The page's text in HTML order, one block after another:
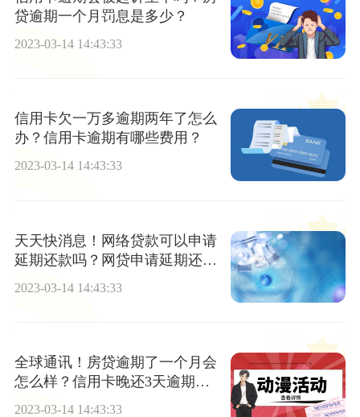
贷逾期一个月罚息是多少？
2023-03-14 14:43:33
信用卡欠一万多逾期两年了怎么
办？信用卡逾期有哪些费用？
2023-03-14 14:43:33
天天快消息！网络贷款可以申请
延期还款吗？网贷申请延期还款
2023-03-14 14:43:33
全球通讯！房贷逾期了一个月会
怎么样？信用卡晚还3天逾期怎
2023-03-14 14:43:33